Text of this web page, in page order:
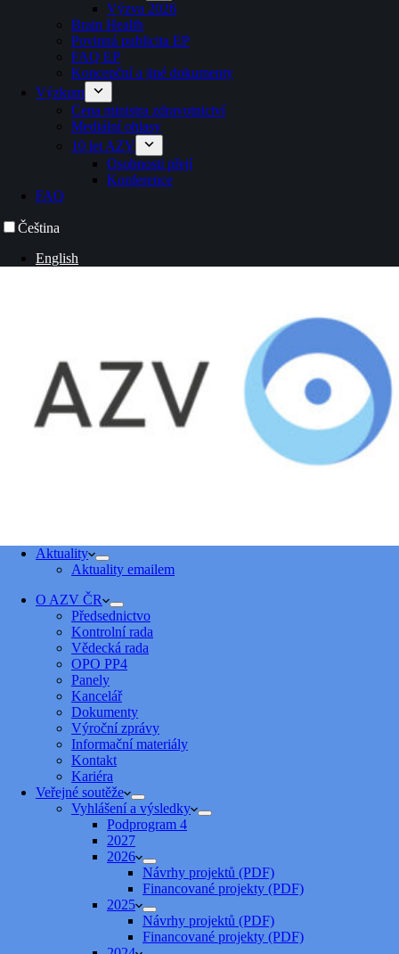
Výzva 2026
Brain Health
Povinná publicita EP
FAQ EP
Koncepční a jiné dokumenty
Výzkum
Cena ministra zdravotnictví
Mediální ohlasy
10 let AZV
Osobnosti přejí
Konference
FAQ
Čeština
English
Aktuality
Aktuality emailem
O AZV ČR
Předsednictvo
Kontrolní rada
Vědecká rada
OPO PP4
Panely
Kancelář
Dokumenty
Výroční zprávy
Informační materiály
Kontakt
Kariéra
Veřejné soutěže
Vyhlášení a výsledky
Podprogram 4
2027
2026
Návrhy projektů (PDF)
Financované projekty (PDF)
2025
Návrhy projektů (PDF)
Financované projekty (PDF)